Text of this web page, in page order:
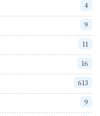
4
9
11
16
613
9